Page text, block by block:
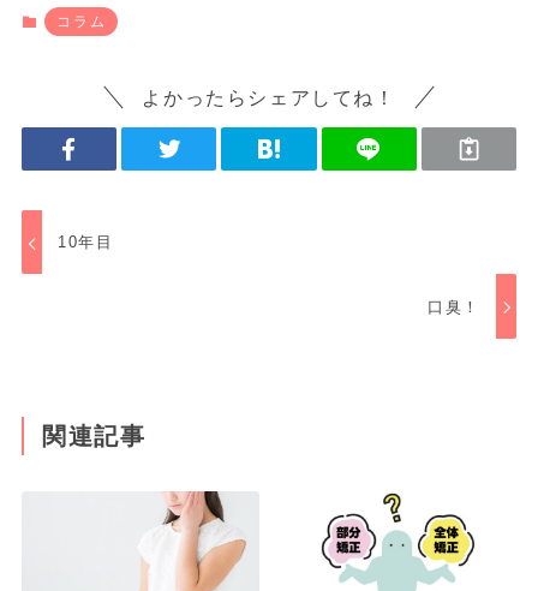
コラム
よかったらシェアしてね！
10年目
口臭！
関連記事